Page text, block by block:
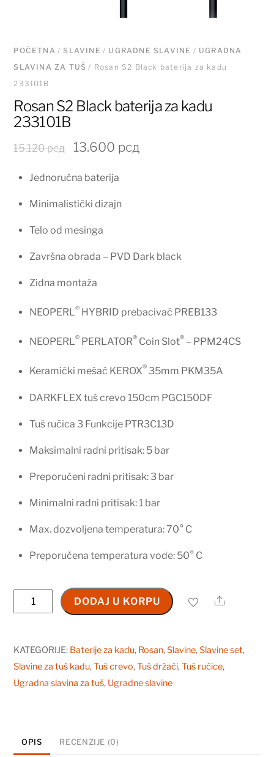
POČETNA/SLAVINE / UGRADNE SLAVINE / UGRADNA
SLAVINA ZA TUŠ / Rosan S2 Black baterija za kadu
233101B
Rosan S2 Black baterija za kadu
233101B
15.120рсд
Originalna
je
15.120 рсд.
13.600 рсдTrenutna
Jednoručna baterija
Minimalistički dizajn
Telo od mesinga
Završna obrada – PVD Dark black
Zidna montaža
NEOPERL® HYBRID prebacivač PREB133
NEOPERL® PERLATOR® Coin Slot® – PPM24CS
Keramički mešač KEROX® 35mm PKM35A
DARKFLEX tuš crevo 150cm PGC150DF
Tuš ručica 3 Funkcije PTR3C13D
Maksimalni radni pritisak: 5 bar
Preporučeni radni pritisak: 3 bar
Minimalni radni pritisak: 1 bar
Max. dozvoljena temperatura: 70° C
Preporučena temperatura vode: 50° C
Rosan
S2
baterija
za
kadu
DODAJ U KORPU Share
KATEGORIJE: Baterije za kadu, Rosan,Slavine,Slavine set,
Slavine za tuš kadu,Tuš crevo,Tuš držači,Tuš ručice,
Ugradna slavina za tuš, Ugradne slavine
OPIS RECENZIJE (0)